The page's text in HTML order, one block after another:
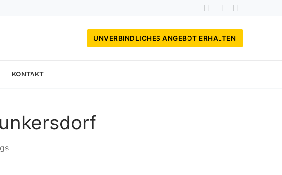
UNVERBINDLICHES ANGEBOT ERHALTEN
KONTAKT